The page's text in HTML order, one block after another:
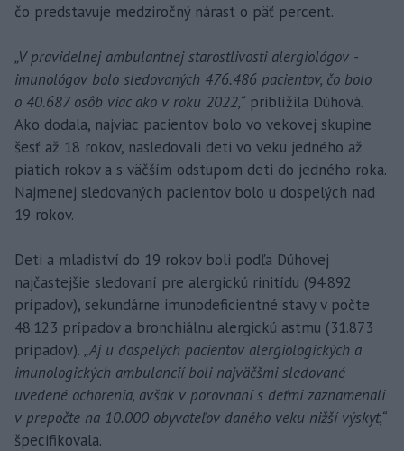
čo predstavuje medziročný nárast o päť percent.
„V pravidelnej ambulantnej starostlivosti alergiológov -
imunológov bolo sledovaných 476.486 pacientov, čo bolo
o 40.687 osôb viac ako v roku 2022,“ priblížila Dúhová.
Ako dodala, najviac pacientov bolo vo vekovej skupine
šesť až 18 rokov, nasledovali deti vo veku jedného až
piatich rokov a s väčším odstupom deti do jedného roka.
Najmenej sledovaných pacientov bolo u dospelých nad
19 rokov.
Deti a mladiství do 19 rokov boli podľa Dúhovej
najčastejšie sledovaní pre alergickú rinitídu (94.892
prípadov), sekundárne imunodeficientné stavy v počte
48.123 prípadov a bronchiálnu alergickú astmu (31.873
prípadov). „Aj u dospelých pacientov alergiologických a
imunologických ambulancií boli najväčšmi sledované
uvedené ochorenia, avšak v porovnaní s deťmi zaznamenali
v prepočte na 10.000 obyvateľov daného veku nižší výskyt,“
špecifikovala.